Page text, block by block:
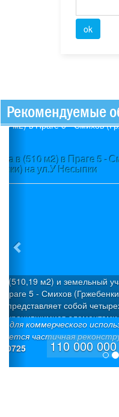
Рекомендуемые
Участок (3580
Проект +
раздел:
состояние:
номер объекта:
Участок с уклоном
огороженных
дорогой,
готовый проект
с Разрешением на
«Х» (6/7+1):
242,1 м²,
застройки 18,2%).
Previous